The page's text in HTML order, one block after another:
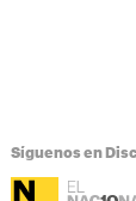
Síguenos en